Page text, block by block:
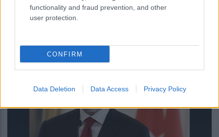
functionality and fraud prevention, and other
user protection.
CONFIRM
Data Deletion Data Access Privacy Policy
ENIKOS NETWORK